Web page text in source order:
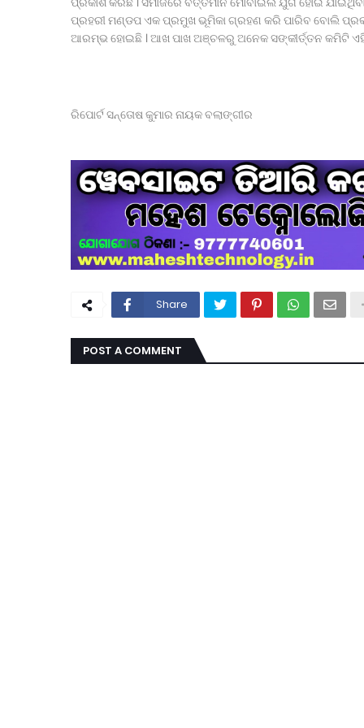
ପ୍ରହରୀ ମଣ୍ଡପ ଏକ ପ୍ରମୁଖ ଭୂମିକା ଗ୍ରହଣ କରି ପାରିବ ବୋଲି ପ୍ରକାଶ
ଆରମ୍ଭ ହୋଇଛି । ଆଖ ପାଖ ଅଞ୍ଚଳରୁ ଅନେକ ସଙ୍କୀର୍ତ୍ତନ କମିଟି
ରିପୋର୍ଟ ସନ୍ତୋଷ କୁମାର ନାୟକ ବଲାଙ୍ଗୀର
Share
POST A COMMENT